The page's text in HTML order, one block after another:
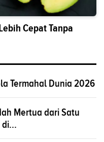
Cepat Tanpa
Termahal Dunia 2026
Mertua dari Satu